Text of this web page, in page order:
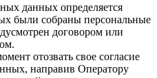
данных определяется
были собраны персональные
договором или
отозвать свое согласие
направив Оператору